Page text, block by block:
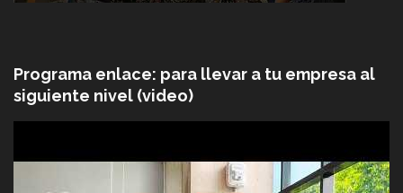
Programa enlace: para llevar a tu empresa al
siguiente nivel (video)